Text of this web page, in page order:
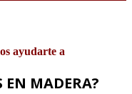
ayudarte a
EN MADERA?